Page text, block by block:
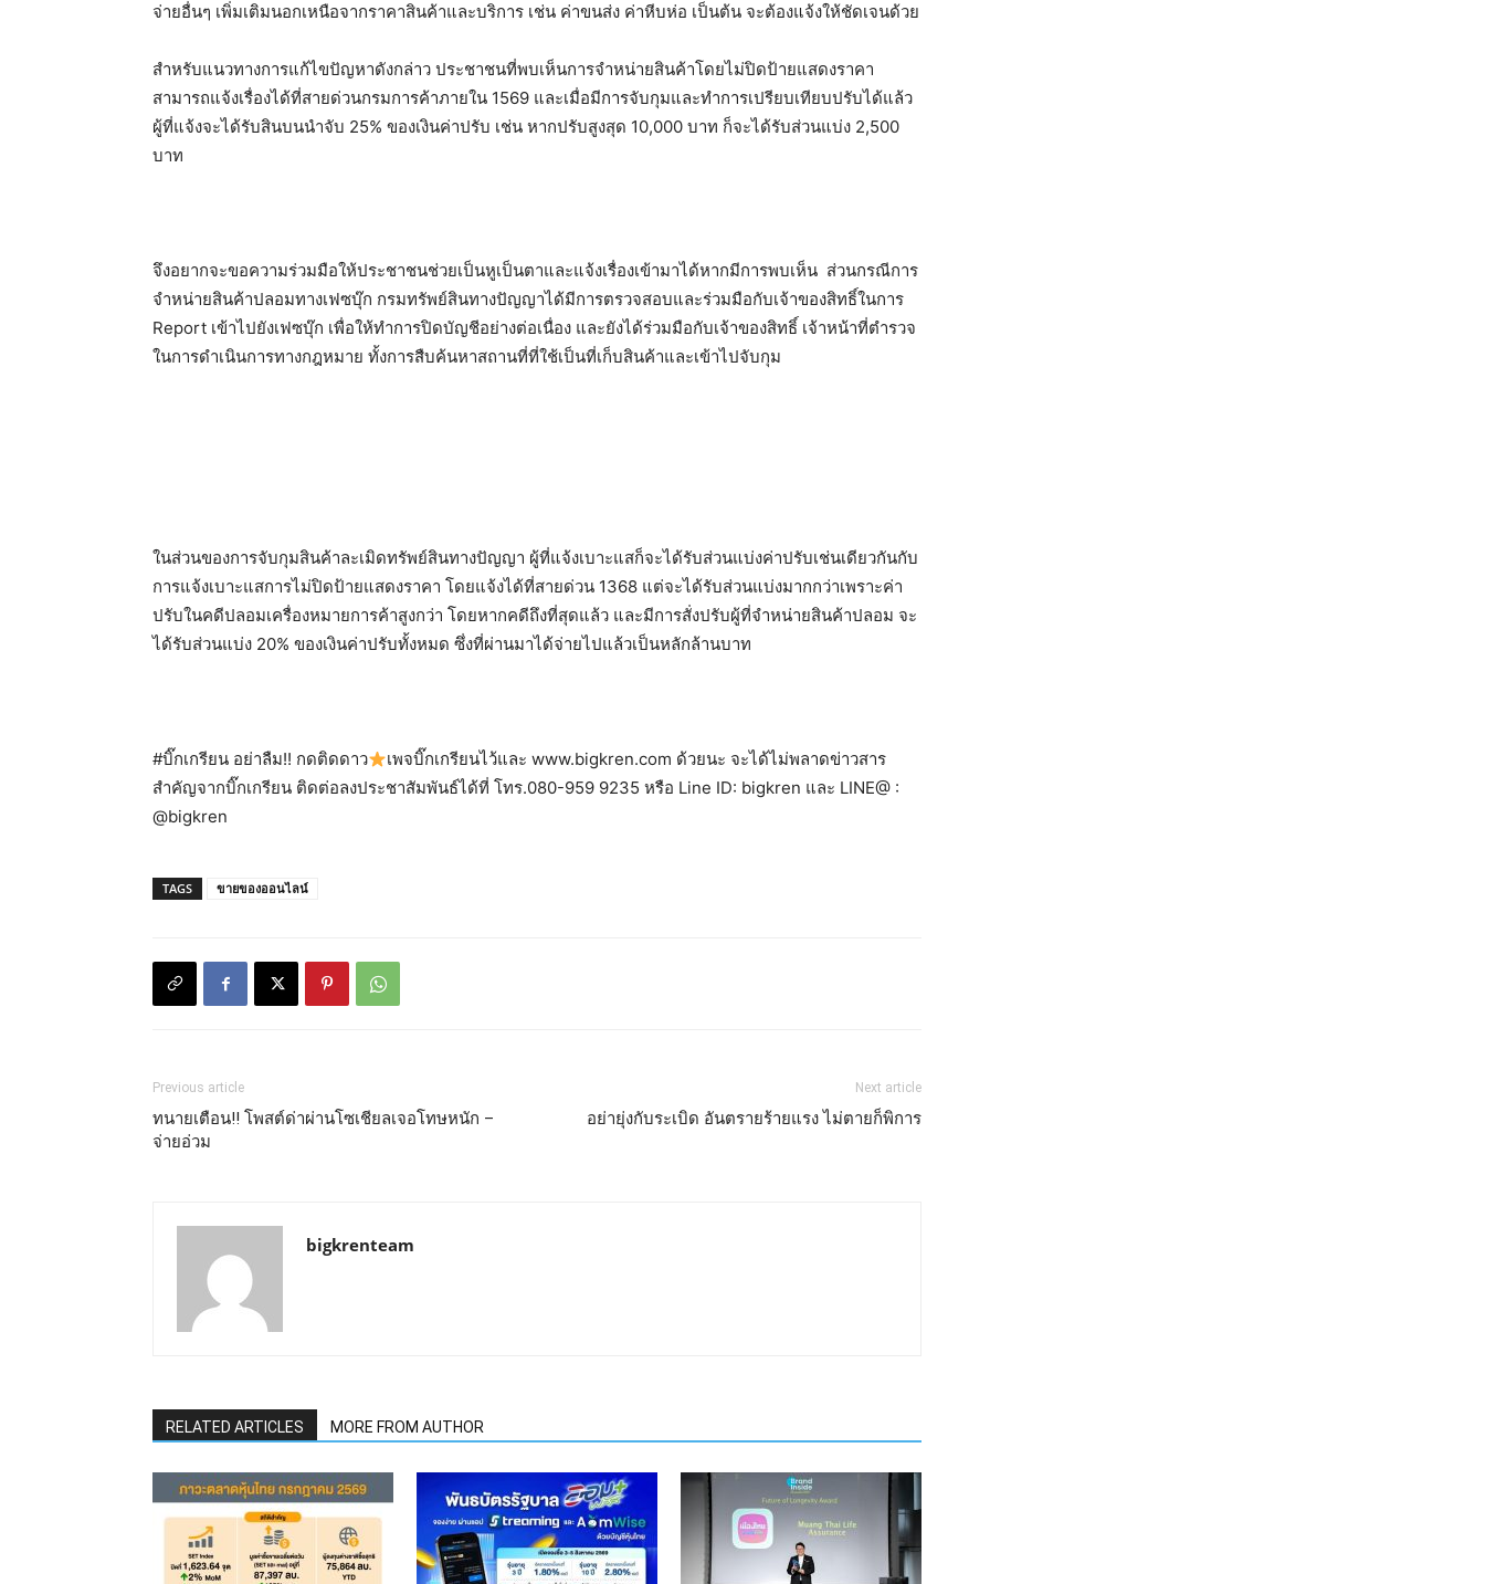
จ่ายอื่นๆ เพิ่มเติมนอกเหนือจากราคาสินค้าและบริการ เช่น ค่าขนส่ง ค่าหีบห่อ เป็นต้น จะต้องแจ้งให้ชัดเจนด้วย
สำหรับแนวทางการแก้ไขปัญหาดังกล่าว ประชาชนที่พบเห็นการจำหน่ายสินค้าโดยไม่ปิดป้ายแสดงราคา
สามารถแจ้งเรื่องได้ที่สายด่วนกรมการค้าภายใน 1569 และเมื่อมีการจับกุมและทำการเปรียบเทียบปรับได้แล้ว
ผู้ที่แจ้งจะได้รับสินบนนำจับ 25% ของเงินค่าปรับ เช่น หากปรับสูงสุด 10,000 บาท ก็จะได้รับส่วนแบ่ง 2,500
บาท
จึงอยากจะขอความร่วมมือให้ประชาชนช่วยเป็นหูเป็นตาและแจ้งเรื่องเข้ามาได้หากมีการพบเห็น ส่วนกรณีการ
จำหน่ายสินค้าปลอมทางเฟซบุ๊ก กรมทรัพย์สินทางปัญญาได้มีการตรวจสอบและร่วมมือกับเจ้าของสิทธิ์ในการ
Report เข้าไปยังเฟซบุ๊ก เพื่อให้ทำการปิดบัญชีอย่างต่อเนื่อง และยังได้ร่วมมือกับเจ้าของสิทธิ์ เจ้าหน้าที่ตำรวจ
ในการดำเนินการทางกฎหมาย ทั้งการสืบค้นหาสถานที่ที่ใช้เป็นที่เก็บสินค้าและเข้าไปจับกุม
ในส่วนของการจับกุมสินค้าละเมิดทรัพย์สินทางปัญญา ผู้ที่แจ้งเบาะแสก็จะได้รับส่วนแบ่งค่าปรับเช่นเดียวกันกับ
การแจ้งเบาะแสการไม่ปิดป้ายแสดงราคา โดยแจ้งได้ที่สายด่วน 1368 แต่จะได้รับส่วนแบ่งมากกว่าเพราะค่า
ปรับในคดีปลอมเครื่องหมายการค้าสูงกว่า โดยหากคดีถึงที่สุดแล้ว และมีการสั่งปรับผู้ที่จำหน่ายสินค้าปลอม จะ
ได้รับส่วนแบ่ง 20% ของเงินค่าปรับทั้งหมด ซึ่งที่ผ่านมาได้จ่ายไปแล้วเป็นหลักล้านบาท
#บิ๊กเกรียน อย่าลืม!! กดติดดาว
เพจบิ๊กเกรียนไว้และ www.bigkren.com ด้วยนะ จะได้ไม่พลาดข่าวสาร
สำคัญจากบิ๊กเกรียน ติดต่อลงประชาสัมพันธ์ได้ที่ โทร.080-959 9235 หรือ Line ID: bigkren และ LINE@ :
@bigkren
TAGS ขายของออนไลน์
Previous article
ทนายเตือน!! โพสต์ด่าผ่านโซเชียลเจอโทษหนัก –
จ่ายอ่วม
Next article
อย่ายุ่งกับระเบิด ​อันตรายร้ายแรง ไม่ตายก็พิการ
bigkrenteam
RELATED ARTICLES MORE FROM AUTHOR